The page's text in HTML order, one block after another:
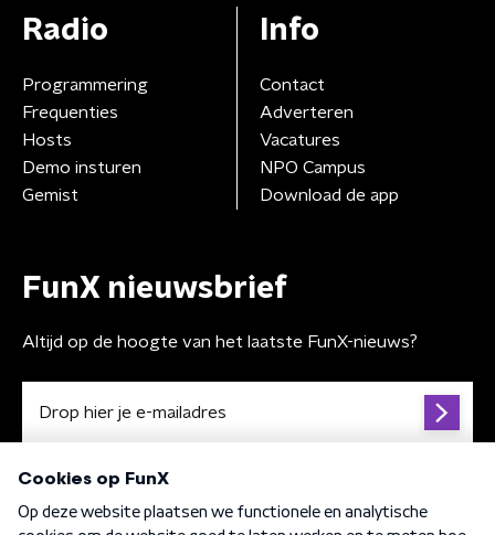
Radio
Programmering
Frequenties
Hosts
Demo insturen
Gemist
Info
Contact
Adverteren
Vacatures
NPO Campus
Download de app
FunX nieuwsbrief
Altijd op de hoogte van het laatste FunX-nieuws?